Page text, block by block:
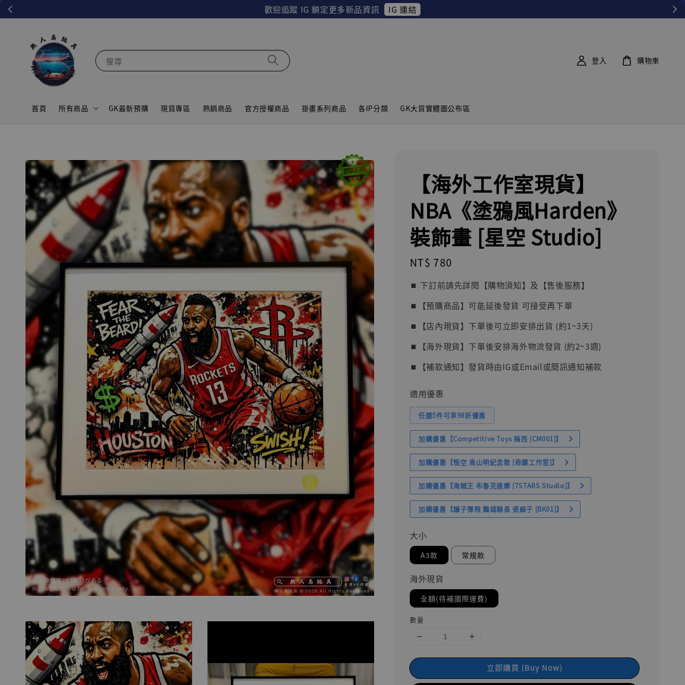
歡迎追蹤 IG 鎖定更多新品資訊 IG 連結
搜尋
首頁 所有商品 GK最新預購 現貨專區 熱銷商品 官方授權商品 掛畫系列商品 各IP分類 GK大貨實體圖公布區
登入 購物車
【海外工作室現貨】
NBA《塗鴉風Harden》
裝飾畫 [星空 Studio]
Regular
price
NT$ 780
⏹︎ 下訂前請先詳閱【購物須知】及【售後服務】
⏹︎【預購商品】可能延後發貨 可接受再下單
⏹︎【店內現貨】下單後可立即安排出貨 (約1~3天)
⏹︎【海外現貨】下單後安排海外物流發貨 (約2~3週)
⏹︎【補款通知】發貨時由IG或Email或簡訊通知補款
適用優惠
任選5件可享98折優惠
加購優惠【Competitive Toys 梅西 [CM001]】
加購優惠【悟空 鳥山明紀念款 [奇蹟工作室]】
加購優惠【海賊王 布魯克達摩 [7STARS Studio]】
加購優惠【讓子彈飛 鵝城縣長 張麻子 [BK01]】
大小
A3款 常規款
海外現貨
全額(待補國際運費)
數量
立即購買 (Buy Now)